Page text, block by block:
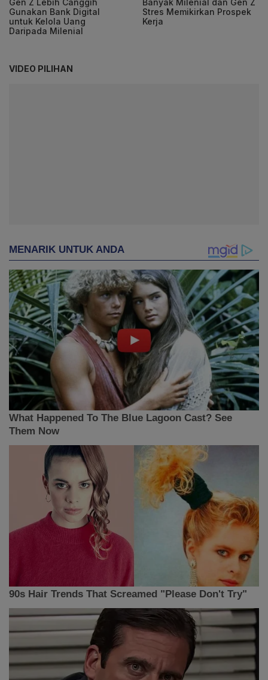
Gen Z Lebih Canggih
Gunakan Bank Digital
untuk Kelola Uang
Daripada Milenial
Banyak Milenial dan Gen Z
Stres Memikirkan Prospek
Kerja
VIDEO PILIHAN